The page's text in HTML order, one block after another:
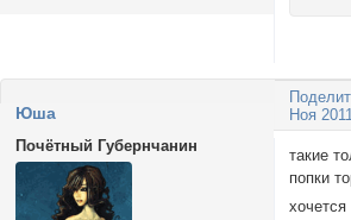
Ноя
Юша
Почётный Губернчанин
такие
попки